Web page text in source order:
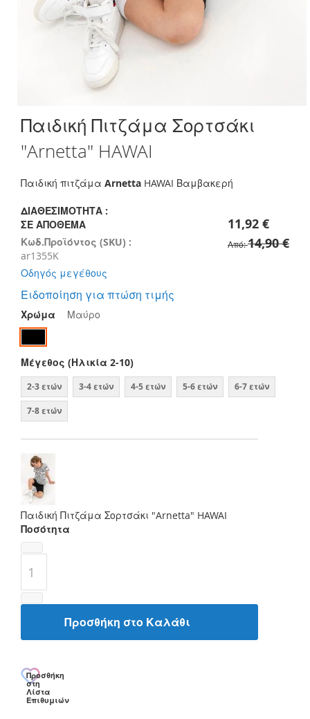
to
beginning
the
gallery
Παιδική Πιτζάμα Σορτσάκι
"Arnetta" HAWAI
Παιδική πιτζάμα Arnetta HAWAI Βαμβακερή
ΔΙΑΘΕΣΙΜΌΤΗΤΑ :
ΣΕ ΑΠΌΘΕΜΑ
Κωδ.Προϊόντος (SKU) :
ar1355K
Οδηγός μεγέθους
11,92 €
Από 14,90 €
Ειδοποίηση για πτώση τιμής
Χρώμα Μαύρο
Μέγεθος (Ηλικία 2-10)
2-3 ετών 3-4 ετών 4-5 ετών 5-6 ετών 6-7 ετών
7-8 ετών
Παιδική Πιτζάμα Σορτσάκι "Arnetta" HAWAI
Ποσότητα
Προσθήκη στο Καλάθι
Προσθήκη
στη
Λίστα
Επιθυμιών